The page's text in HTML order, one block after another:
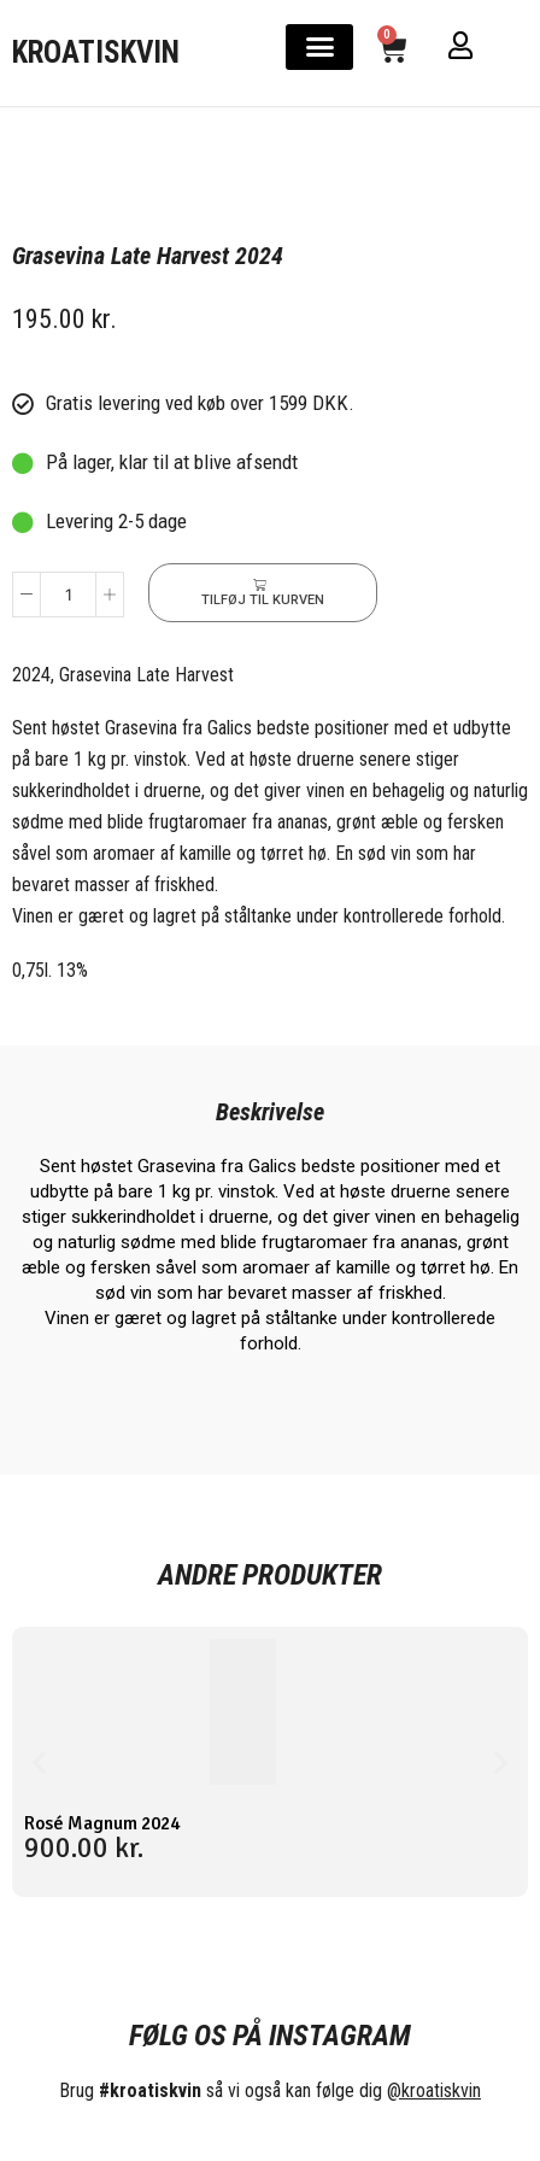
KROATISKVIN
0
Grasevina Late Harvest 2024
195.00 kr.
Gratis levering ved køb over 1599 DKK.
På lager, klar til at blive afsendt
Levering 2-5 dage
TILFØJ TIL KURVEN
2024, Grasevina Late Harvest
Sent høstet Grasevina fra Galics bedste positioner med et udbytte
på bare 1 kg pr. vinstok. Ved at høste druerne senere stiger
sukkerindholdet i druerne, og det giver vinen en behagelig og naturlig
sødme med blide frugtaromaer fra ananas, grønt æble og fersken
såvel som aromaer af kamille og tørret hø. En sød vin som har
bevaret masser af friskhed.
Vinen er gæret og lagret på ståltanke under kontrollerede forhold.
0,75l. 13%
Beskrivelse
Sent høstet Grasevina fra Galics bedste positioner med et
udbytte på bare 1 kg pr. vinstok. Ved at høste druerne senere
stiger sukkerindholdet i druerne, og det giver vinen en behagelig
og naturlig sødme med blide frugtaromaer fra ananas, grønt
æble og fersken såvel som aromaer af kamille og tørret hø. En
sød vin som har bevaret masser af friskhed.
Vinen er gæret og lagret på ståltanke under kontrollerede
forhold.
ANDRE PRODUKTER
Rosé Magnum 2024
900.00 kr.
FØLG OS PÅ INSTAGRAM
Brug #kroatiskvin så vi også kan følge dig @kroatiskvin